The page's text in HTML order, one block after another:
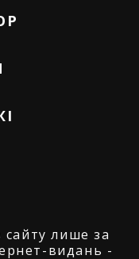
сайту лише за
видань -